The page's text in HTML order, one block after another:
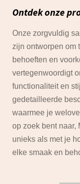
Ontdek onze
Onze zorgvuldig
zijn ontworpen om
behoeften en
vertegenwoordigt
functionaliteit en
gedetailleerde
waarmee je
op zoek bent naar,
unieks als met je
elke smaak en